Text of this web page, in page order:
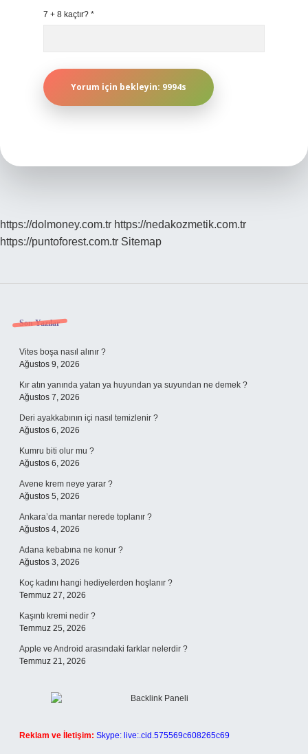
7 + 8 kaçtır? *
https://dolmoney.com.tr https://nedakozmetik.com.tr
https://puntoforest.com.tr Sitemap
Sidebar
Son Yazılar
Vites boşa nasıl alınır ?
Ağustos 9, 2026
Kır atın yanında yatan ya huyundan ya suyundan ne demek ?
Ağustos 7, 2026
Deri ayakkabının içi nasıl temizlenir ?
Ağustos 6, 2026
Kumru biti olur mu ?
Ağustos 6, 2026
Avene krem neye yarar ?
Ağustos 5, 2026
Ankara’da mantar nerede toplanır ?
Ağustos 4, 2026
Adana kebabına ne konur ?
Ağustos 3, 2026
Koç kadını hangi hediyelerden hoşlanır ?
Temmuz 27, 2026
Kaşıntı kremi nedir ?
Temmuz 25, 2026
Apple ve Android arasındaki farklar nelerdir ?
Temmuz 21, 2026
Reklam ve İletişim: Skype: live:.cid.575569c608265c69